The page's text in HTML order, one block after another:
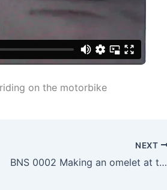
on the motorbike
NEXT
BNS 0002 Making an omelet at the rooftop